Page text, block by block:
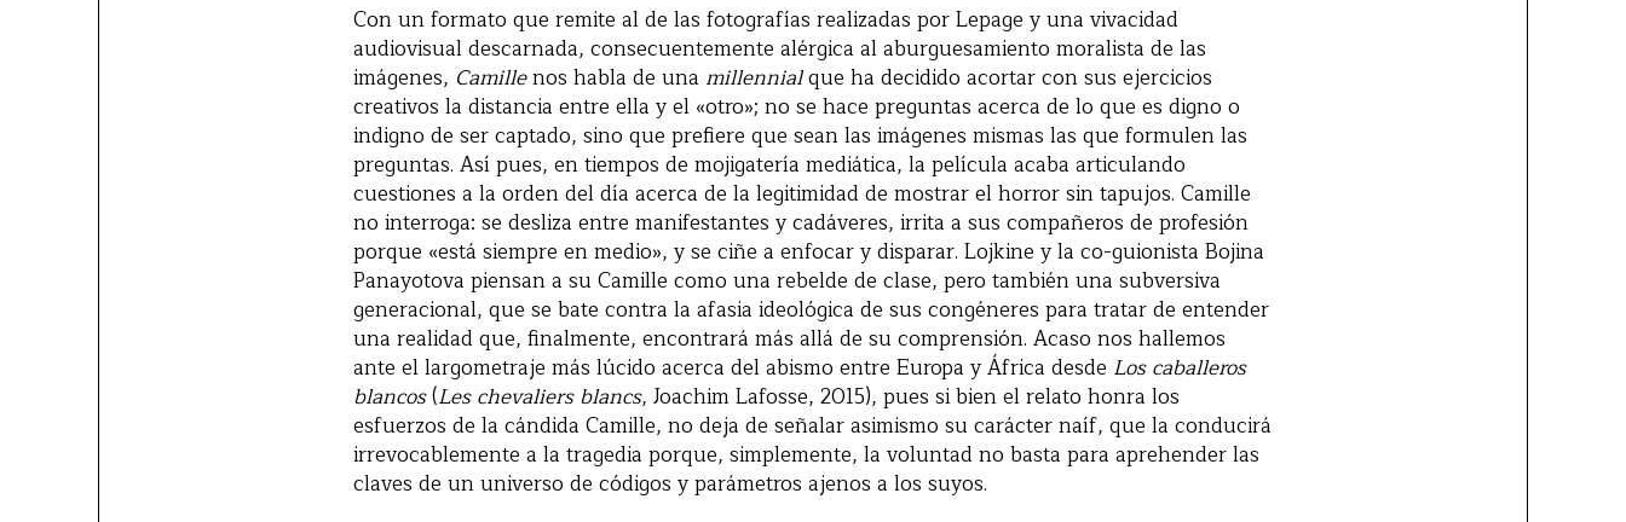
Con un formato que remite al de las fotografías realizadas por Lepage y una vivacidad
audiovisual descarnada, consecuentemente alérgica al aburguesamiento moralista de las
imágenes, Camillenos habla de una millennialque ha decidido acortar con sus ejercicios
creativos la distancia entre ella y el «otro»; no se hace preguntas acerca de lo que es digno o
indigno de ser captado, sino que prefiere que sean las imágenes mismas las que formulen las
preguntas. Así pues, en tiempos de mojigatería mediática, la película acaba articulando
cuestiones a la orden del día acerca de la legitimidad de mostrar el horror sin tapujos. Camille
no interroga: se desliza entre manifestantes y cadáveres, irrita a sus compañeros de profesión
porque «está siempre en medio», y se ciñe a enfocar y disparar. Lojkine y la co-guionista Bojina
Panayotova piensan a su Camille como una rebelde de clase, pero también una subversiva
generacional, que se bate contra la afasia ideológica de sus congéneres para tratar de entender
una realidad que, finalmente, encontrará más allá de su comprensión. Acaso nos hallemos
ante el largometraje más lúcido acerca del abismo entre Europa y África desde Los caballeros
blancos(Les chevaliers blancs, Joachim Lafosse, 2015), pues si bien el relato honra los
esfuerzos de la cándida Camille, no deja de señalar asimismo su carácter naíf, que la conducirá
irrevocablemente a la tragedia porque, simplemente, la voluntad no basta para aprehender las
claves de un universo de códigos y parámetros ajenos a los suyos.